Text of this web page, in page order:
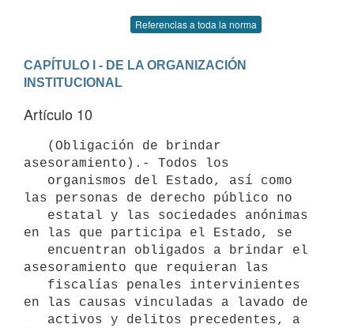
Referencias a toda la norma
CAPÍTULO I - DE LA ORGANIZACIÓN
INSTITUCIONAL
Artículo 10
asesoramiento).- Todos los
las personas de derecho público no
en las que participa el Estado, se
asesoramiento que requieran las
en las causas vinculadas a lavado de